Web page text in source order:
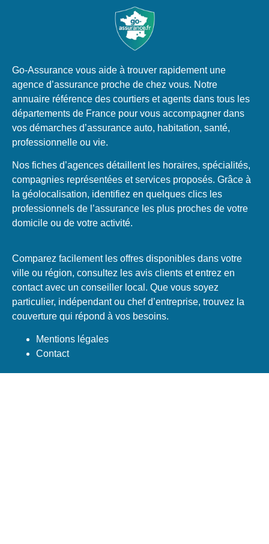
Go-Assurance vous aide à trouver rapidement une
agence d’assurance proche de chez vous. Notre
annuaire référence des courtiers et agents dans tous les
départements de France pour vous accompagner dans
vos démarches d’assurance auto, habitation, santé,
professionnelle ou vie.
Nos fiches d’agences détaillent les horaires, spécialités,
compagnies représentées et services proposés. Grâce à
la géolocalisation, identifiez en quelques clics les
professionnels de l’assurance les plus proches de votre
domicile ou de votre activité.
Comparez facilement les offres disponibles dans votre
ville ou région, consultez les avis clients et entrez en
contact avec un conseiller local. Que vous soyez
particulier, indépendant ou chef d’entreprise, trouvez la
couverture qui répond à vos besoins.
Mentions légales
Contact